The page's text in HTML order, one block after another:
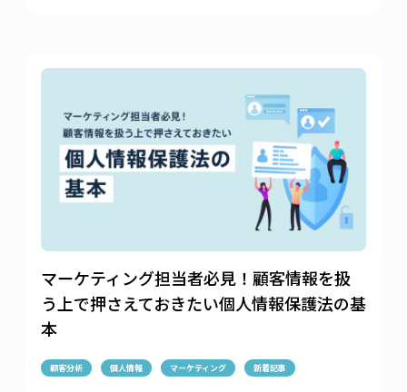
マーケティング担当者必見！顧客情報を扱
う上で押さえておきたい個人情報保護法の基
本
顧客分析 個人情報 マーケティング 新着記事